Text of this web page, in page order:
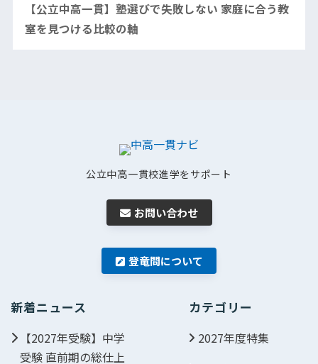
【公立中高一貫】塾選びで失敗しない 家庭に合う教
室を見つける比較の軸
公立中高一貫校進学をサポート
お問い合わせ
登竜問について
新着ニュース
【2027年受験】中学
受験 直前期の総仕上
カテゴリー
2027年度特集